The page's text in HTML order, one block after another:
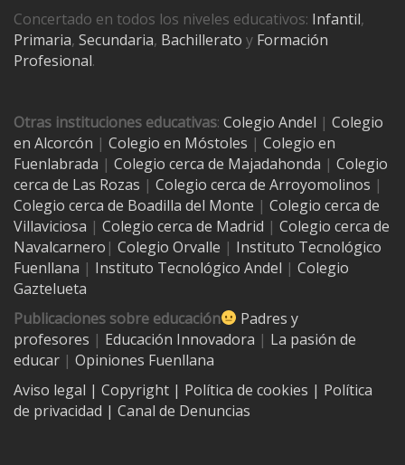
Concertado en todos los niveles educativos: Infantil,
Primaria, Secundaria, Bachillerato y Formación
Profesional.
Otras instituciones educativas: Colegio Andel | Colegio
en Alcorcón | Colegio en Móstoles | Colegio en
Fuenlabrada | Colegio cerca de Majadahonda | Colegio
cerca de Las Rozas | Colegio cerca de Arroyomolinos |
Colegio cerca de Boadilla del Monte | Colegio cerca de
Villaviciosa | Colegio cerca de Madrid | Colegio cerca de
Navalcarnero | Colegio Orvalle | Instituto Tecnológico
Fuenllana | Instituto Tecnológico Andel | Colegio
Gaztelueta
Publicaciones sobre educación
Padres y
profesores | Educación Innovadora | La pasión de
educar | Opiniones Fuenllana
Aviso legal | Copyright | Política de cookies | Política
de privacidad | Canal de Denuncias